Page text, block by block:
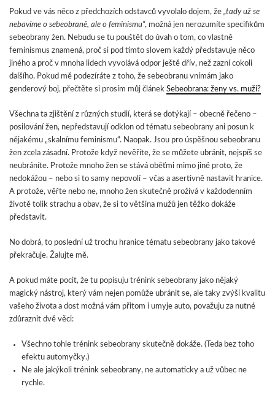
Pokud ve vás něco z předchozích odstavců vyvolalo dojem, že „tady už se
nebavíme o sebeobraně, ale o feminismu“, možná jen nerozumíte specifikům
sebeobrany žen. Nebudu se tu pouštět do úvah o tom, co vlastně
feminismus znamená, proč si pod tímto slovem každý představuje něco
jiného a proč v mnoha lidech vyvolává odpor ještě dřív, než zazní cokoli
dalšího. Pokud mě podezíráte z toho, že sebeobranu vnímám jako
genderový boj, přečtěte si prosím můj článek Sebeobrana: ženy vs. muži?
Všechna ta zjištění z různých studií, která se dotýkají – obecně řečeno –
posilování žen, nepředstavují odklon od tématu sebeobrany ani posun k
nějakému „skalnímu feminismu“. Naopak. Jsou pro úspěšnou sebeobranu
žen zcela zásadní. Protože když nevěříte, že se můžete ubránit, nejspíš se
neubráníte. Protože mnoho žen se stává oběťmi mimo jiné proto, že
nedokážou – nebo si to samy nepovolí – včas a asertivně nastavit hranice.
A protože, věřte nebo ne, mnoho žen skutečně prožívá v každodenním
životě tolik strachu a obav, že si to většina mužů jen těžko dokáže
představit.
No dobrá, to poslední už trochu hranice tématu sebeobrany jako takové
překračuje. Žalujte mě.
A pokud máte pocit, že tu popisuju trénink sebeobrany jako nějaký
magický nástroj, který vám nejen pomůže ubránit se, ale taky zvýší kvalitu
vašeho života a dost možná vám přitom i umyje auto, považuju za nutné
zdůraznit dvě věci:
Všechno tohle trénink sebeobrany skutečně dokáže. (Teda bez toho
efektu automyčky.)
Ne ale jakýkoli trénink sebeobrany, ne automaticky a už vůbec ne
rychle.